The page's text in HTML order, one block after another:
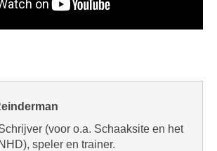
(voor o.a. Schaaksite en het
NHD), speler en trainer.